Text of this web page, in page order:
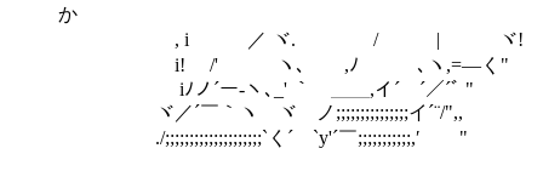
か
, i ／ ヾ. / | ヾ!
i! /' ヽ､ ,ﾉ ､ヽ,=―く"
iﾉノ´ー-ヽ､_' ｀ ＿＿,イ´￣´／´ﾞ "
ヾ／´￣｀ヽ ヾ ノ;;;;;;;;;;;;;;;イ´¨/",,
./;;;;;;;;;;;;;;;;;;;;`く´ `y'´￣;;;;;;;;;;;,′ "